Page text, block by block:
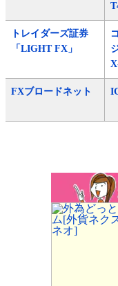
トレイダーズ証券
「LIGHT FX」
FXブロードネット